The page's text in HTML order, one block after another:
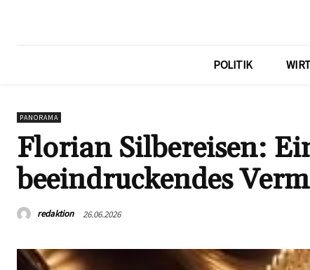
POLITIK
PANORAMA
Florian Silbereisen:
beeindruckendes
redaktion 26.06.2026